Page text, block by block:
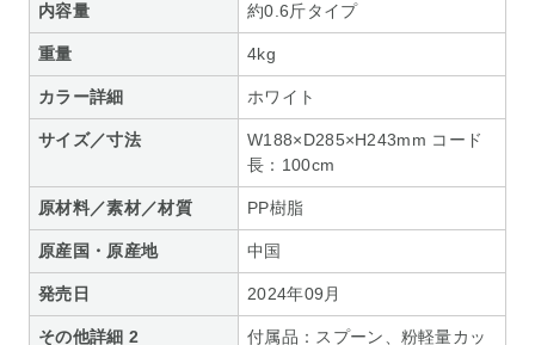
内容量 約0.6斤タイプ
重量 4kg
カラー詳細 ホワイト
サイズ／寸法
W188×D285×H243mm コード
長：100cm
原材料／素材／材質 PP樹脂
原産国・原産地 中国
発売日 2024年09月
その他詳細 2
付属品：スプーン、粉軽量カッ